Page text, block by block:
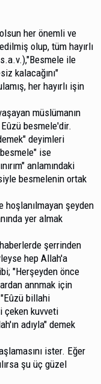
her önemli ve
olup, tüm hayırlı
ile
kalacağını"
her hayırlı işin
müslümanın
besmele'dir.
deyimleri
ise
an­lamındaki
besmelenin ortak
hoşlanıl­mayan şeyden
yer almak
şerrinden
hep Allah'a
"Herşeyden önce
annmak için
billahi
çeken kuvveti
adıyla" demek
ister. Eğer
şu üç güzel